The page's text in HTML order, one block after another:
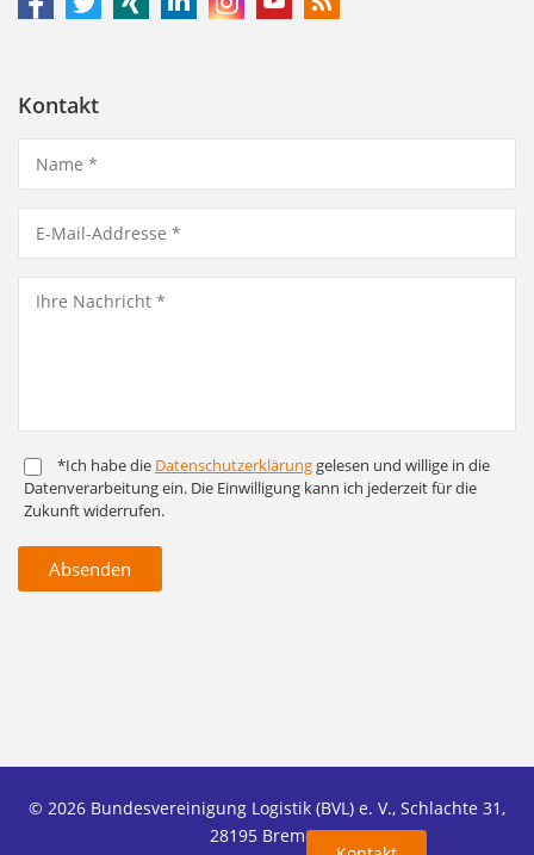
Kontakt
*Ich habe die Daten­schutz­er­klärunggelesen und willige in die
Daten­ver­arbeitung ein. Die Ein­willigung kann ich jederzeit für die
Zukunft widerrufen.
Absenden
© 2026 Bundesvereinigung Logistik (BVL) e. V., Schlachte 31,
28195 Bremen